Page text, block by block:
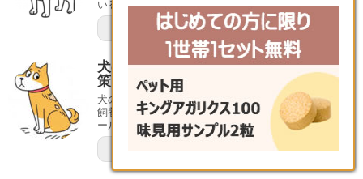
いるチワワ。小さい体と潤んだ大きな...
続きを読む
犬の抜け毛（脱毛症）の原因、治療、対
策【メディカルトリマー執筆】
犬の抜け毛（脱毛症）の原因、治療、対策 愛玩動物
飼養管理士、メディカルトリマー 青山ケンネルスク
ール認定 A級トリマー 大谷幸代先生 ...